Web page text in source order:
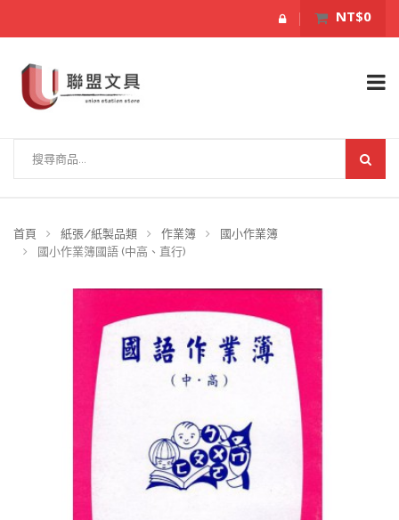
NT$0
首頁 紙張/紙製品類 作業簿
國小作業簿
國小作業簿國語 (中高、直行)